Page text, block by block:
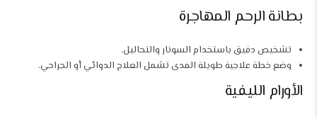
بطانة الرحم المهاجرة
تشخيص دقيق باستخدام السونار والتحاليل.
وضع خطة علاجية طويلة المدى تشمل العلاج الدوائي أو الجراحي.
الأورام الليفية